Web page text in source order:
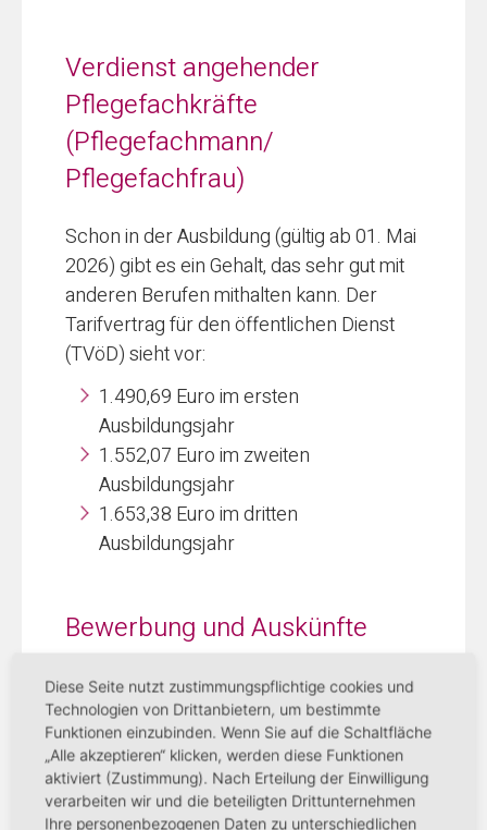
Verdienst angehender
Pflegefachkräfte
(Pflegefachmann/
Pflegefachfrau)
Schon in der Ausbildung (gültig ab 01. Mai
2026) gibt es ein Gehalt, das sehr gut mit
anderen Berufen mithalten kann. Der
Tarifvertrag für den öffentlichen Dienst
(TVöD) sieht vor:
1.490,69 Euro im ersten
Ausbildungsjahr
1.552,07 Euro im zweiten
Ausbildungsjahr
1.653,38 Euro im dritten
Ausbildungsjahr
Bewerbung und Auskünfte
Auskünfte zur Ausbildung erhalten Sie in
der Geschäftsstelle der Altenhilfe
Augsburg, Telefon 0821 324 6166 oder
-6168.
Bewerbungen senden Sie bitte über
Diese Seite nutzt zustimmungspflichtige cookies und
Technologien von Drittanbietern, um bestimmte
Funktionen einzubinden. Wenn Sie auf die Schaltfläche
„Alle akzeptieren“ klicken, werden diese Funktionen
aktiviert (Zustimmung). Nach Erteilung der Einwilligung
verarbeiten wir und die beteiligten Drittunternehmen
Ihre personenbezogenen Daten zu unterschiedlichen